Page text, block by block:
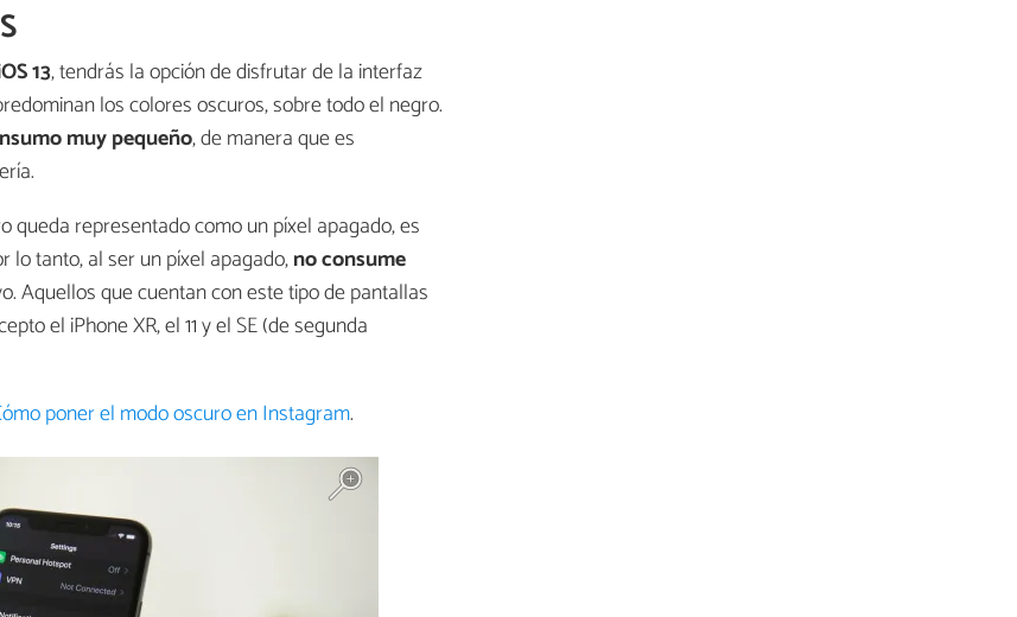
13, tendrás la opción de disfrutar de la interfaz
los colores oscuros, sobre todo el negro.
muy pequeño, de manera que es
queda representado como un píxel apagado, es
lo tanto, al ser un píxel apagado,no consume
Aquellos que cuentan con este tipo de pantallas
el iPhone XR, el 11 y el SE (de segunda
poner el modo oscuro en Instagram.